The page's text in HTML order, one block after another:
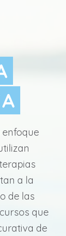
enfoque
a la
de las
que
de